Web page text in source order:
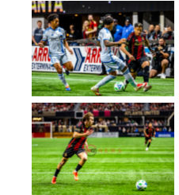
No Caption
No Caption